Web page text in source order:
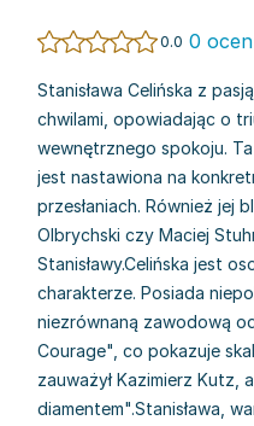
0.0 0
Stanisława Celińska z
chwilami, opowiadając o
wewnętrznego spokoju.
jest nastawiona na
przesłaniach. Również jej
Olbrychski czy Maciej
Stanisławy.Celińska jest
charakterze. Posiada
niezrównaną zawodową
Courage", co pokazuje
zauważył Kazimierz
diamentem".Stanisława,